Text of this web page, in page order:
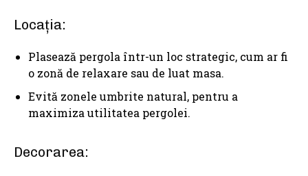
Locația:
Plasează pergola într-un loc strategic, cum ar fi
o zonă de relaxare sau de luat masa.
Evită zonele umbrite natural, pentru a
maximiza utilitatea pergolei.
Decorarea: